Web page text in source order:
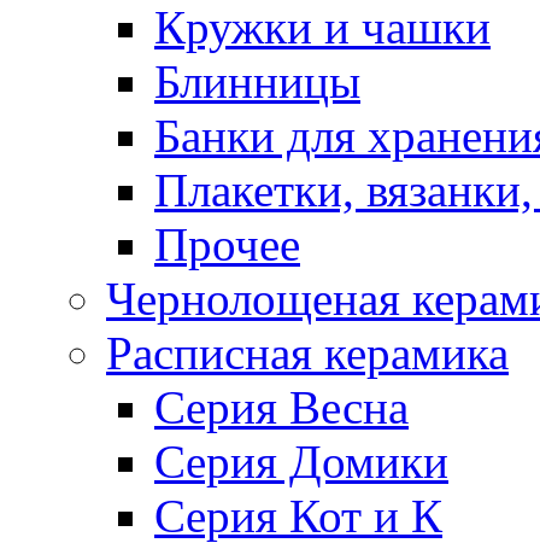
Кружки и чашки
Блинницы
Банки для
Плакетки,
Прочее
Чернолощеная
Расписная керамика
Серия Весна
Серия Домики
Серия Кот и К